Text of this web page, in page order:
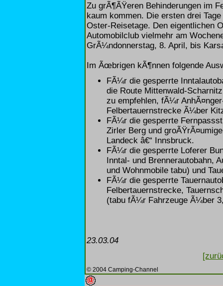
Zu grÃ¶ÃŸeren Behinderungen im
kaum kommen. Die ersten drei
Oster-Reisetage. Den eigentlichen
Automobilclub vielmehr am
GrÃ¼ndonnerstag, 8. April, bis
Im Ãœbrigen kÃ¶nnen folgende
FÃ¼r die gesperrte
die Route Mittenwald-
zu empfehlen, fÃ¼r
Felbertauernstrecke Ã¼ber
FÃ¼r die gesperrte
Zirler Berg und
Landeck â€“ Innsbruck.
FÃ¼r die gesperrte Loferer
Inntal- und Brennerautobahn,
und Wohnmobile tabu) und
FÃ¼r die gesperrte
Felbertauernstrecke,
(tabu fÃ¼r Fahrzeuge Ã¼ber
23.03.04
© 2004 Camping-Channel